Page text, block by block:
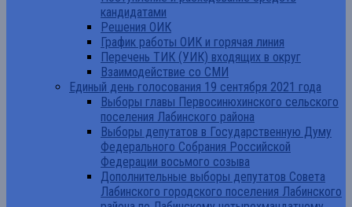
кандидатами
Решения ОИК
График работы ОИК и горячая линия
Перечень ТИК (УИК) входящих в округ
Взаимодействие со СМИ
Единый день голосования 19 сентября 2021 года
Выборы главы Первосинюхинского сельского
поселения Лабинского района
Выборы депутатов в Государственную Думу
Федерального Собрания Российской
Федерации восьмого созыва
Дополнительные выборы депутатов Совета
Лабинского городского поселения Лабинского